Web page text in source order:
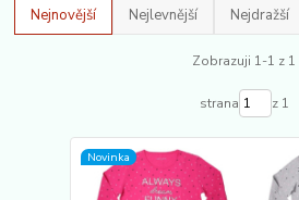
Nejnovější Nejlevnější Nejdražší
Zobrazuji 1-1 z 1
strana z 1
Novinka